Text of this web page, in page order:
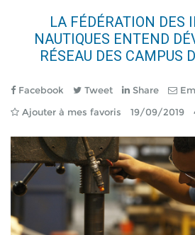
LA FÉDÉRATION DES
NAUTIQUES ENTEND
RÉSEAU DES CAMPUS
Facebook Tweet Share
Ajouter à mes favoris
19/09/2019